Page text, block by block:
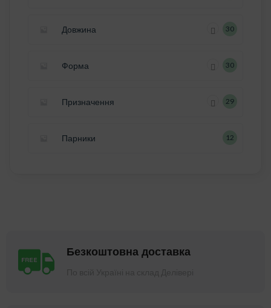
Довжина 30
Форма 30
Призначення 29
Парники 12
Безкоштовна доставка